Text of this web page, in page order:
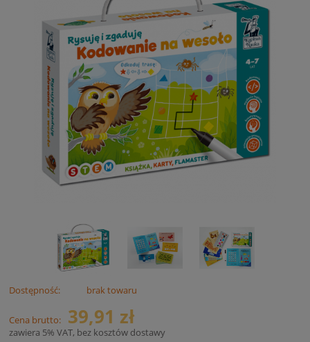
Dostępność: brak towaru
Cena brutto: 39,91 zł
zawiera 5% VAT, bez kosztów dostawy